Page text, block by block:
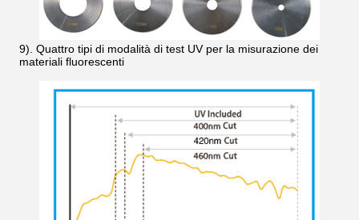
9). Quattro tipi di modalità di test UV per la misurazione dei
materiali fluorescenti